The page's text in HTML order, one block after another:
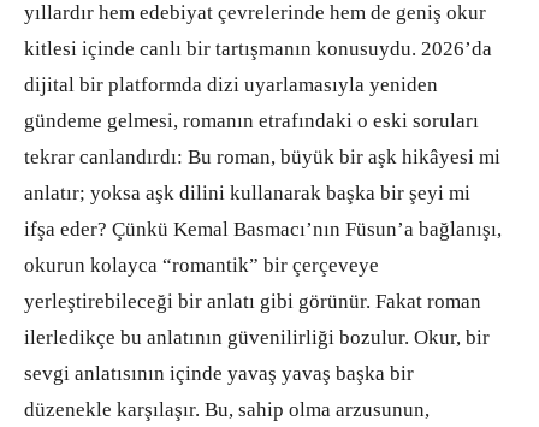
yıllardır hem edebiyat çevrelerinde hem de geniş okur
kitlesi içinde canlı bir tartışmanın konusuydu. 2026’da
dijital bir platformda dizi uyarlamasıyla yeniden
gündeme gelmesi, romanın etrafındaki o eski soruları
tekrar canlandırdı: Bu roman, büyük bir aşk hikâyesi mi
anlatır; yoksa aşk dilini kullanarak başka bir şeyi mi
ifşa eder? Çünkü Kemal Basmacı’nın Füsun’a bağlanışı,
okurun kolayca “romantik” bir çerçeveye
yerleştirebileceği bir anlatı gibi görünür. Fakat roman
ilerledikçe bu anlatının güvenilirliği bozulur. Okur, bir
sevgi anlatısının içinde yavaş yavaş başka bir
düzenekle karşılaşır. Bu, sahip olma arzusunun,